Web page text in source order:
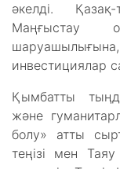
әкелді. Қазақ-
Маңғыстау
шаруашылығына,
инвестициялар
Қымбатты
және
болу» атты
теңізі мен